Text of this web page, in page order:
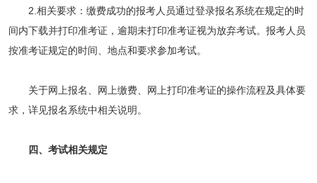
2.相关要求：缴费成功的报考人员通过登录报名系统在规定的时
间内下载并打印准考证，逾期未打印准考证视为放弃考试。报考人员
按准考证规定的时间、地点和要求参加考试。
关于网上报名、网上缴费、网上打印准考证的操作流程及具体要
求，详见报名系统中相关说明。
四、考试相关规定